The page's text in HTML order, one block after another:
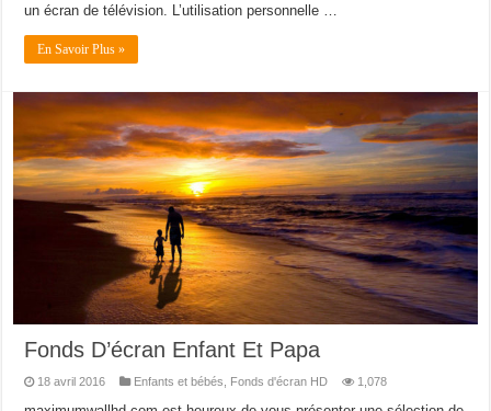
un écran de télévision. L’utilisation personnelle …
En Savoir Plus »
Fonds D’écran Enfant Et Papa
18 avril 2016 Enfants et bébés Fonds d'écran HD 1,078